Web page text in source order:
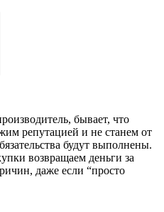
бывает, что
репутацией и не станем от
будут выполнены.
возвращаем деньги за
даже если “просто